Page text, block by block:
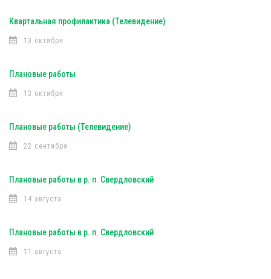
Квартальная профилактика (Телевидение)
13 октября
Плановые работы
13 октября
Плановые работы (Телевидение)
22 сентября
Плановые работы в р. п. Свердловский
14 августа
Плановые работы в р. п. Свердловский
11 августа